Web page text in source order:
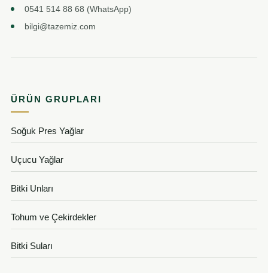
0541 514 88 68 (WhatsApp)
bilgi@tazemiz.com
ÜRÜN GRUPLARI
Soğuk Pres Yağlar
Uçucu Yağlar
Bitki Unları
Tohum ve Çekirdekler
Bitki Suları